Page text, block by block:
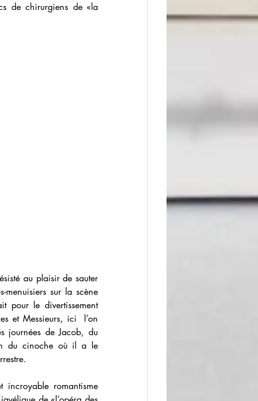
de chirurgiens de «la
au plaisir de sauter
menuisiers sur la scène
pour le divertissement
et Messieurs, ici  l’on
journées de Jacob, du
du cinoche où il a le
incroyable romantisme